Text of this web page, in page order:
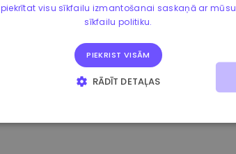
0.00%
piekrītat visu sīkfailu izmantošanai saskaņā ar mūsu
sīkfailu politiku.
PIEKRIST VISĀM
RĀDĪT DETAĻAS